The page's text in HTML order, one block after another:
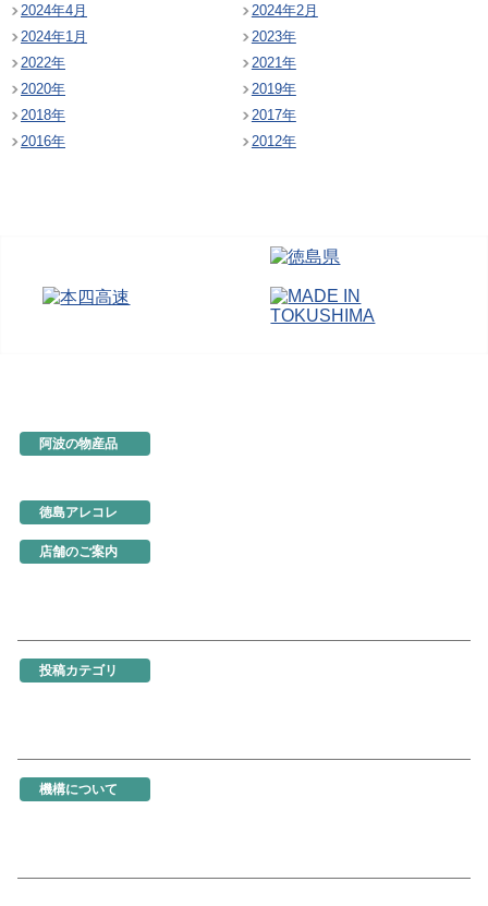
2024年4月
2024年2月
2024年1月
2023年
2022年
2021年
2020年
2019年
2018年
2017年
2016年
2012年
阿波の物産品
徳島アレコレ
店舗のご案内
投稿カテゴリ
機構について